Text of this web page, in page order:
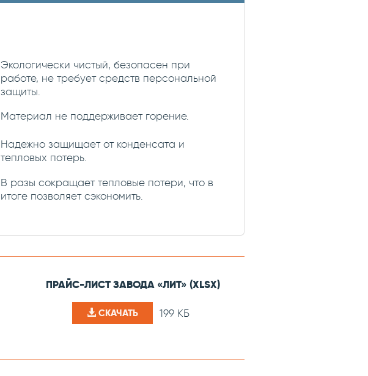
Экологически чистый, безопасен при
работе, не требует средств персональной
защиты.
Материал не поддерживает горение.
Надежно защищает от конденсата и
тепловых потерь.
В разы сокращает тепловые потери, что в
итоге позволяет сэкономить.
ПРАЙС-ЛИСТ ЗАВОДА «ЛИТ» (XLSX)
СКАЧАТЬ 199 КБ